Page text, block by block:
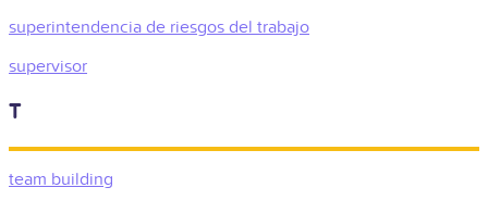
superintendencia de riesgos del trabajo
supervisor
T
team building